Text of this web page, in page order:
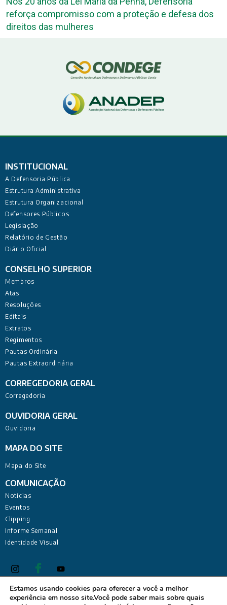
com a proteção e defesa dos
para atuação de
INSTITUCIONAL
A Defensoria Pública
Estrutura Administrativa
Estrutura Organizacional
Defensores Públicos
Legislação
Relatório de Gestão
Diário Oficial
CONSELHO SUPERIOR
Membros
Atas
Resoluções
Editais
Extratos
Regimentos
Pautas Ordinária
Pautas Extraordinária
CORREGEDORIA GERAL
Corregedoria
OUVIDORIA GERAL
Ouvidoria
MAPA DO SITE
Mapa do Site
COMUNICAÇÃO
Notícias
Eventos
Clipping
Informe Semanal
Identidade Visual
Defensoria Pública do Estado da Paraíba Sede Administrativa:
Estamos usando cookies para oferecer a você a melhor
experiência em nosso site.Você pode saber mais sobre quais